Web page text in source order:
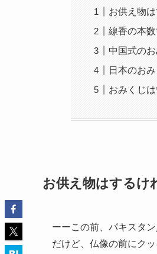
お供え物
線香の本
中国式の
日本のお
おみくじ
お供え物はするけ
ーーこの前、パキスタ
だけど、仏像の前にク